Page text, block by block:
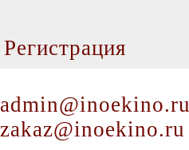
Регистрация
admin@inoekino.ru
zakaz@inoekino.ru